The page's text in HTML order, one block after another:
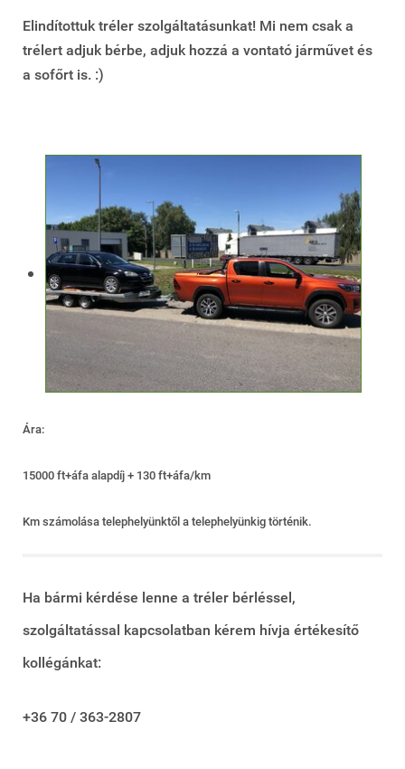
Elindítottuk tréler szolgáltatásunkat! Mi nem csak a
trélert adjuk bérbe, adjuk hozzá a vontató járművet és
a sofőrt is. :)
Ára:
15000 ft+áfa alapdíj + 130 ft+áfa/km
Km számolása telephelyünktől a telephelyünkig történik.
Ha bármi kérdése lenne a tréler bérléssel,
szolgáltatással kapcsolatban kérem hívja értékesítő
kollégánkat:
+36 70 / 363-2807